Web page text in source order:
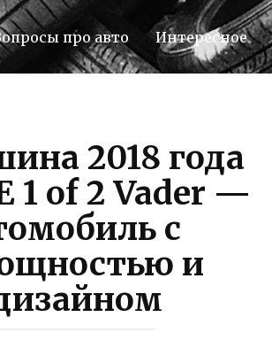
про авто Интересное
2018 года
1 of 2 Vader —
с
и